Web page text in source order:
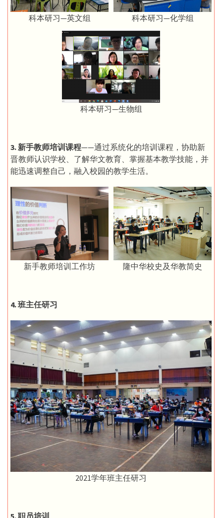
科本研习—英文组 科本研习—化学组
科本研习—生物组
3. 新手教师培训课程——通过系统化的培训课程，协助新
晋教师认识学校、了解华文教育、掌握基本教学技能，并
能迅速调整自己，融入校园的教学生活。
新手教师培训工作坊 隆中华校史及华教简史
4. 班主任研习
2021学年班主任研习
5. 职员培训